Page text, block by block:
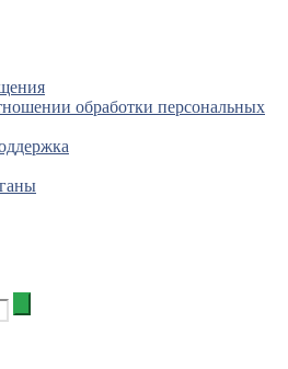
обработки персональных